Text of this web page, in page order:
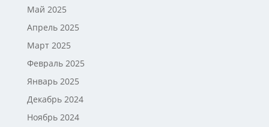
Май 2025
Апрель 2025
Март 2025
Февраль 2025
Январь 2025
Декабрь 2024
Ноябрь 2024